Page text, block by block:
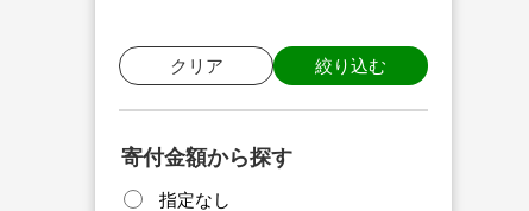
クリア 絞り込む
寄付金額から探す
指定なし